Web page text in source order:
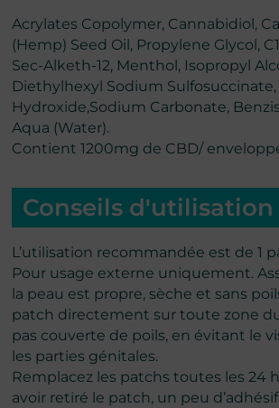
Acrylates Copolymer, Cannabidiol,
(Hemp) Seed Oil, Propylene Glycol,
Sec-Alketh-12, Menthol, Isopropyl
Diethylhexyl Sodium
Hydroxide,Sodium Carbonate,
Aqua (Water).
Contient 1200mg de CBD/
Conseils d'utilisation
L’utilisation recommandée est de 1
Pour usage externe uniquement.
la peau est propre, sèche et sans
patch directement sur toute zone
pas couverte de poils, en évitant le
les parties génitales.
Remplacez les patchs toutes les 24
avoir retiré le patch, un peu